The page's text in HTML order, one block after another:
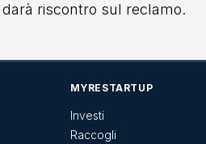
riscontro sul reclamo.
MYRESTARTUP
Investi
Raccogli